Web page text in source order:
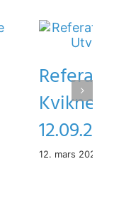
Referat
Kvikne
12. mars 2025